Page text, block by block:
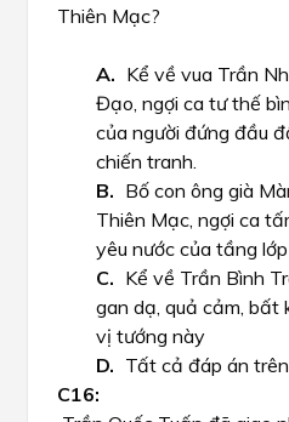
Thiên Mạc?
Kể về vua Trần
Đạo, ngợi ca tư thế
của người đứng đầu
chiến tranh.
Bố con ông già
Thiên Mạc, ngợi ca
yêu nước của tầng
Kể về Trần Bình
gan dạ, quả cảm, bất
vị tướng này
Tất cả đáp án trên